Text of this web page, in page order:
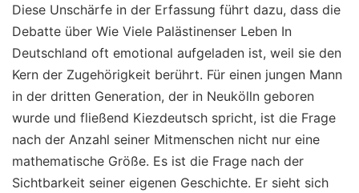
Diese Unschärfe in der Erfassung führt dazu, dass die
Debatte über Wie Viele Palästinenser Leben In
Deutschland oft emotional aufgeladen ist, weil sie den
Kern der Zugehörigkeit berührt. Für einen jungen Mann
in der dritten Generation, der in Neukölln geboren
wurde und fließend Kiezdeutsch spricht, ist die Frage
nach der Anzahl seiner Mitmenschen nicht nur eine
mathematische Größe. Es ist die Frage nach der
Sichtbarkeit seiner eigenen Geschichte. Er sieht sich